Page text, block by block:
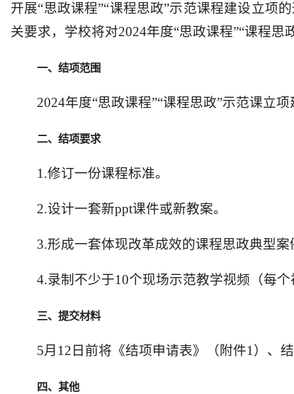
开展“思政课程”“课程思政”示范课程建设立项
关要求，学校将对2024年度“思政课程”“课程
一、结项范围
2024年度“思政课程”“课程思政”示范课立
二、结项要求
1.修订一份课程标准。
2.设计一套新ppt课件或新教案。
3.形成一套体现改革成效的课程思政典型
4.录制不少于10个现场示范教学视频（每
三、提交材料
5月12日前将《结项申请表》（附件1）、
四、其他